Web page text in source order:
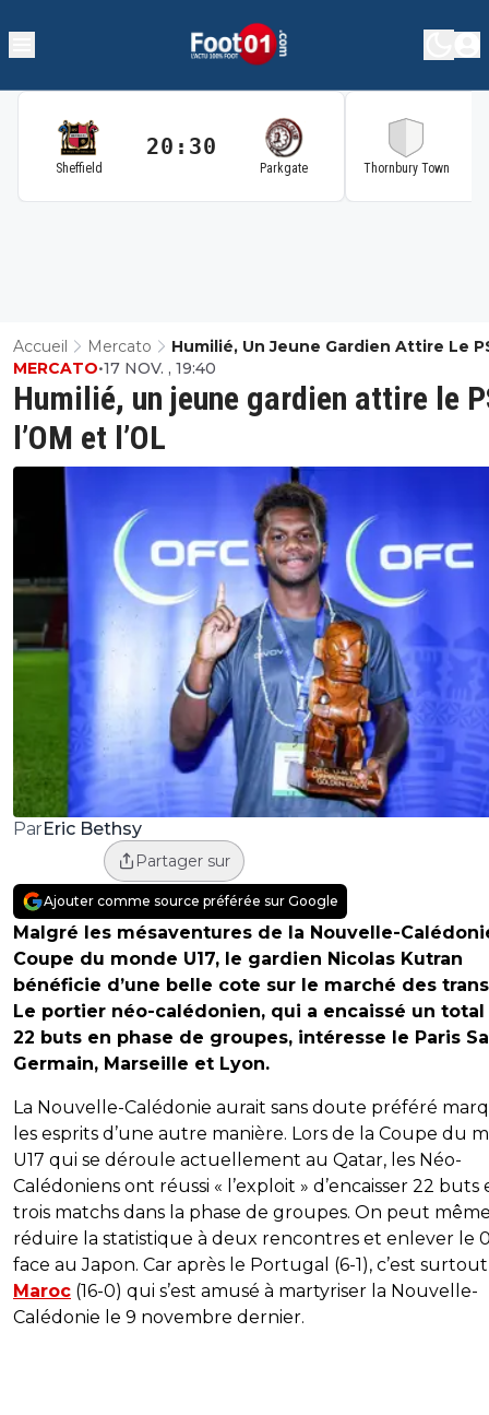
Sheffield
20:30
Parkgate Thornbury Town
Accueil Mercato
Humilié, Un Jeune Gardien Attire Le
L’OM Et L’OL
Humilié, un jeune gardien attire le
l’OM et l’OL
MERCATO•17 NOV. , 19:40
ParEric Bethsy
Partager sur
Ajouter comme source préférée sur Google
Malgré les mésaventures de la Nouvelle-
Coupe du monde U17, le gardien Nicolas Kutran
bénéficie d’une belle cote sur le marché des
Le portier néo-calédonien, qui a encaissé un
22 buts en phase de groupes, intéresse le Paris
Germain, Marseille et Lyon.
La Nouvelle-Calédonie aurait sans doute préféré
les esprits d’une autre manière. Lors de la Coupe du
U17 qui se déroule actuellement au Qatar, les Néo-
Calédoniens ont réussi « l’exploit » d’encaisser 22 buts
trois matchs dans la phase de groupes. On peut
réduire la statistique à deux rencontres et enlever le
face au Japon. Car après le Portugal (6-1), c’est
Maroc (16-0) qui s’est amusé à martyriser la Nouvelle-
Calédonie le 9 novembre dernier.